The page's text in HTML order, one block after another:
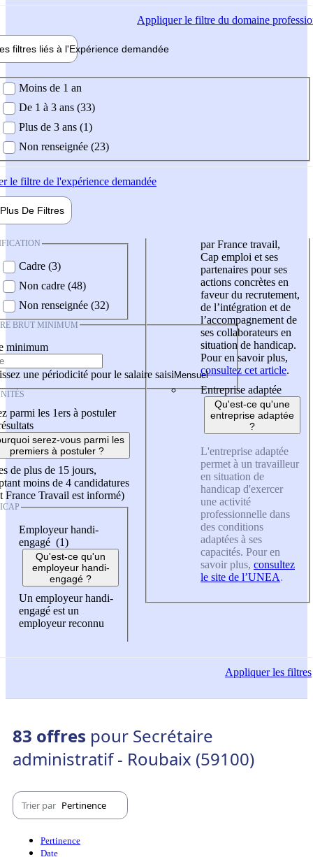
Appliquerle filtre du domaine
filtres liés à l'Expérience demandée
demandée
Moins de 1 an
De 1 à 3 ans (33)
Plus de 3 ans (1)
Non renseignée (23)
le filtre de l'expérience demandée
Plus De Filtres
Cadre (3)
Non cadre (48)
Non renseignée (32)
BRUT MINIMUM
minimum
une périodicité pour le salaire saisi
parmi les 1ers à postuler
serez-vous parmi les
premiers à postuler ?
de plus de 15 jours,
moins de 4 candidatures
France Travail est informé)
Employeur handi-
engagé (1)
Qu'est-ce qu'un
employeur handi-
engagé ?
Un employeur handi-
engagé est un
employeur reconnu
par France travail,
Cap emploi et ses
partenaires pour ses
actions concrètes en
faveur du recrutement,
de l’intégration et de
l’accompagnement de
ses collaborateurs en
situation de handicap.
Pour en savoir plus,
consultez cet article.
Entreprise adaptée
Qu'est-ce qu'une
entreprise adaptée
?
L'entreprise adaptée
permet à un travailleur
en situation de
handicap d'exercer
une activité
professionnelle dans
des conditions
adaptées à ses
capacités. Pour en
savoir plus, consultez
le site de l’UNEA.
Appliquerles filtres
83 offres pour Secrétaire
administratif - Roubaix (59100)
Trier par Pertinence
Pertinence
Date